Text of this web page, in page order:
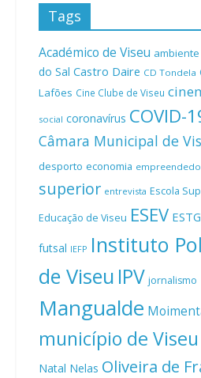
Tags
Académico de Viseu ambiente
do Sal Castro Daire CD Tondela
Lafões Cine Clube de Viseu
social coronavírus COVID-
Câmara Municipal de
desporto economia
superior entrevista Escola
Educação de Viseu ESEV
futsal IEFP Instituto
de Viseu IPV jornalismo
Mangualde
município de Viseu
Natal Nelas Oliveira de